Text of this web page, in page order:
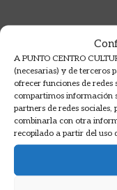
A PUNTO CENTRO
(necesarias) y de terceros
ofrecer funciones de
compartimos información
partners de redes sociales,
combinarla con otra
recopilado a partir del uso